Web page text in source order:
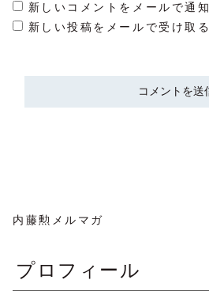
新しいコメントをメールで通知
新しい投稿をメールで受け取る
内藤勲メルマガ
プロフィール